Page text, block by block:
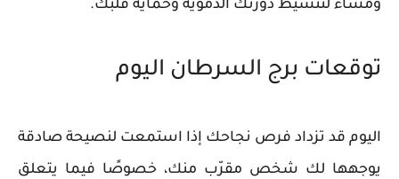
ومساءً لتنشيط دورتك الدموية وحماية قلبك.
توقعات برج السرطان اليوم
اليوم قد تزداد فرص نجاحك إذا استمعت لنصيحة صادقة
يوجهها لك شخص مقرّب منك، خصوصًا فيما يتعلق